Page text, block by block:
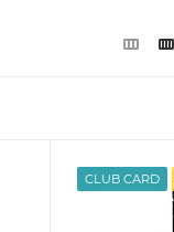
CLUB CARD